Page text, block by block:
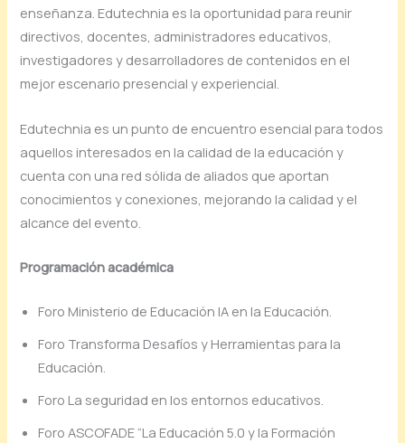
enseñanza. Edutechnia es la oportunidad para reunir
directivos, docentes, administradores educativos,
investigadores y desarrolladores de contenidos en el
mejor escenario presencial y experiencial.
Edutechnia es un punto de encuentro esencial para todos
aquellos interesados en la calidad de la educación y
cuenta con una red sólida de aliados que aportan
conocimientos y conexiones, mejorando la calidad y el
alcance del evento.
Programación académica
Foro Ministerio de Educación IA en la Educación.
Foro Transforma Desafíos y Herramientas para la
Educación.
Foro La seguridad en los entornos educativos.
Foro ASCOFADE “La Educación 5.0 y la Formación